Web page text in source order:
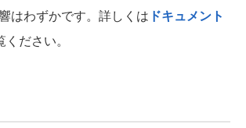
はわずかです。詳しくは ドキュメント
ださい。